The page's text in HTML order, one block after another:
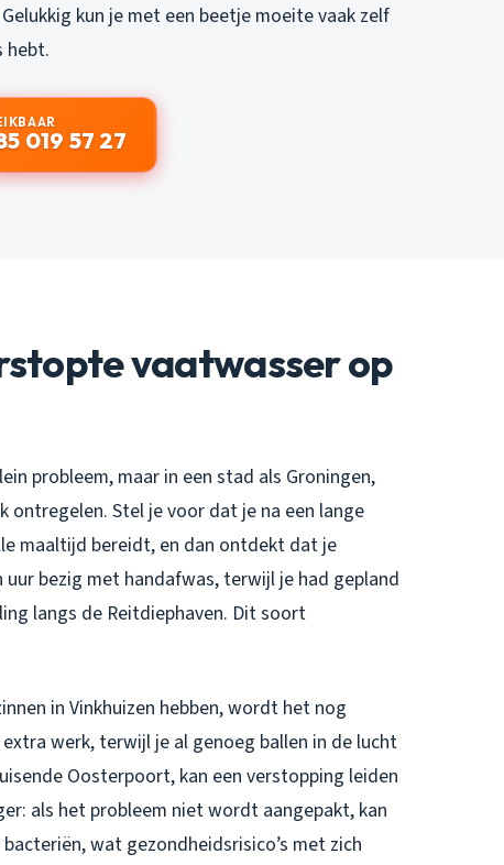
kun je met een beetje moeite vaak zelf
hebt.
019 57 27
vaatwasser op
probleem, maar in een stad als Groningen,
Stel je voor dat je na een lange
maaltijd bereidt, en dan ontdekt dat je
bezig met handafwas, terwijl je had gepland
langs de Reitdiephaven. Dit soort
in Vinkhuizen hebben, wordt het nog
werk, terwijl je al genoeg ballen in de lucht
Oosterpoort, kan een verstopping leiden
als het probleem niet wordt aangepakt, kan
wat gezondheidsrisico’s met zich